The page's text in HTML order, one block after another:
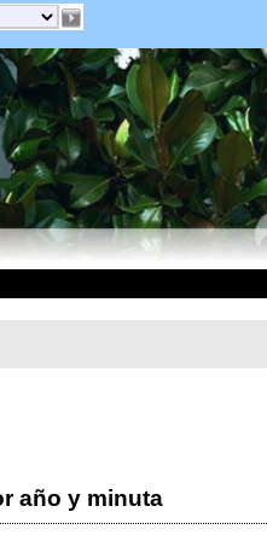
año y minuta